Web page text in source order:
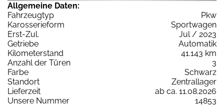
Allgemeine Daten:
Fahrzeugtyp
Pkw
Karosserieform
Sportwagen
Erst-Zul.
Jul / 2023
Getriebe
Automatik
Kilometerstand
41.143 km
Anzahl der Türen
3
Farbe
Schwarz
Standort
Zentrallager
Lieferzeit
ab ca. 11.08.2026
Unsere Nummer
14853